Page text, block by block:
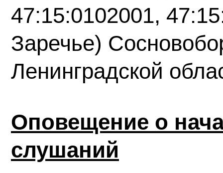
47:15:0102001,
Заречье)
Ленинградской
Оповещение о
слушаний